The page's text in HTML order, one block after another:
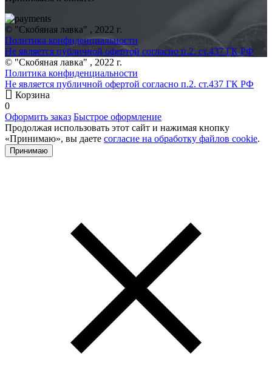
© "Скобяная лавка" , 2022 г.
Политика конфиденциальности
Не является публичной офертой согласно п.2. ст.437 ГК РФ
© "Скобяная лавка" , 2022 г.
Политика конфиденциальности
Не является публичной офертой согласно п.2. ст.437 ГК РФ
Корзина
0
Оформить заказ Быстрое оформление
Продолжая использовать этот сайт и нажимая кнопку
«Принимаю», вы даете согласие на обработку файлов cookie.
Принимаю